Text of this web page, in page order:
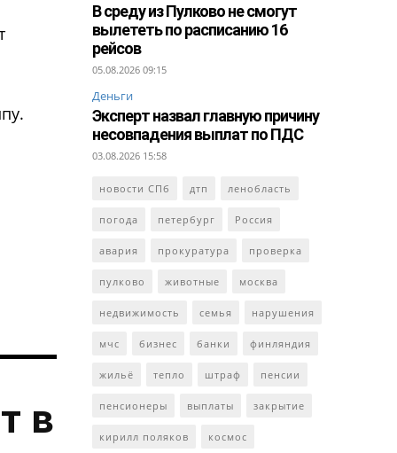
в
В среду из Пулково не смогут
вылететь по расписанию 16
рейсов
05.08.2026 09:15
Деньги
Эксперт назвал главную причину
несовпадения выплат по ПДС
03.08.2026 15:58
новости СПб дтп ленобласть
погода петербург Россия
авария прокуратура проверка
пулково животные москва
недвижимость семья нарушения
мчс бизнес банки финляндия
жильё тепло штраф пенсии
пенсионеры выплаты закрытие
кирилл поляков космос